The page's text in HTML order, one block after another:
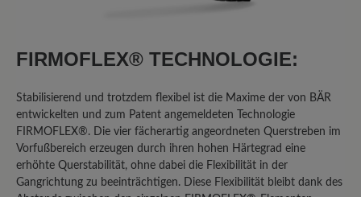
Verarbeitungsproblem hin, nicht auf
GEBROCHENE HINTERKAPPEN:
schwerwiegend ist, dass die
Hinterkappen beider Schuhe gebrochen
sind. Dies ist ein struktureller Defekt,
der die Stabilität und Sicherheit des
Schuhs beeinträchtigt und bei einem
FIRMOFLEX® TECHNOLOGIE:
Stabilisierend und trotzdem flexibel ist die Maxime der von BÄR
entwickelten und zum Patent angemeldeten Technologie
FIRMOFLEX®. Die vier fächerartig angeordneten Querstreben im
Vorfußbereich erzeugen durch ihren hohen Härtegrad eine
erhöhte Querstabilität, ohne dabei die Flexibilität in der
Gangrichtung zu beeinträchtigen. Diese Flexibilität bleibt dank des